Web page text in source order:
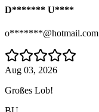
D******* U****
o*******@hotmail.com
Aug 03, 2026
Großes Lob!